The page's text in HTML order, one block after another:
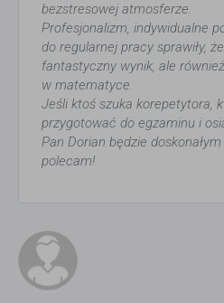
bezstresowej atmosferze.
Profesjonalizm, indywidualne
do regularnej pracy sprawiły,
fantastyczny wynik, ale
w matematyce.
Jeśli ktoś szuka korepetytora,
przygotować do egzaminu i
Pan Dorian będzie
polecam!